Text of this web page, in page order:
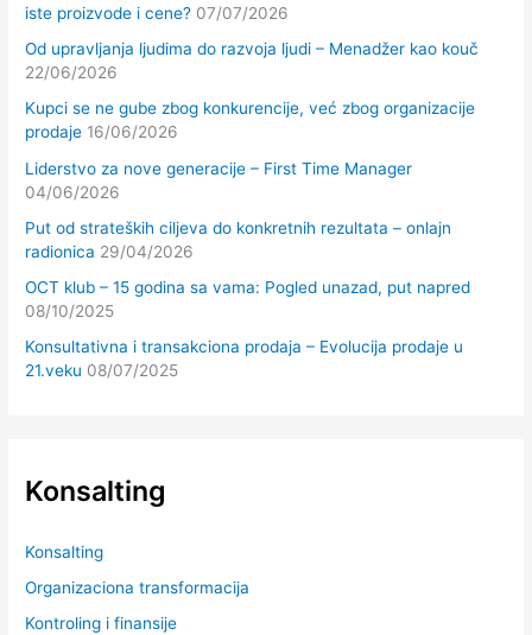
iste proizvode i cene? 07/07/2026
Od upravljanja ljudima do razvoja ljudi – Menadžer kao kouč
22/06/2026
Kupci se ne gube zbog konkurencije, već zbog organizacije
prodaje 16/06/2026
Liderstvo za nove generacije – First Time Manager
04/06/2026
Put od strateških ciljeva do konkretnih rezultata – onlajn
radionica 29/04/2026
OCT klub – 15 godina sa vama: Pogled unazad, put napred
08/10/2025
Konsultativna i transakciona prodaja – Evolucija prodaje u
21.veku 08/07/2025
Konsalting
Konsalting
Organizaciona transformacija
Kontroling i finansije